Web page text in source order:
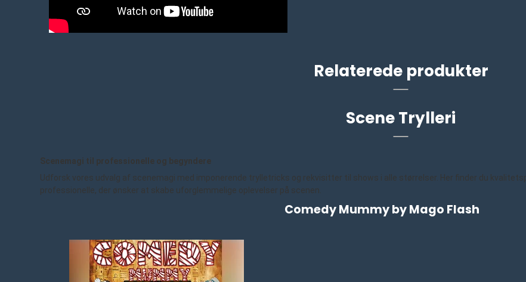
Relaterede produkter
Scene Trylleri
Scenemagi til professionelle og begyndere
Udforsk vores udvalg af scenemagi med imponerende trylletricks og rekvisitter til shows i alle størrelser. Her finder du
professionelle, der ønsker at skabe uforglemmelige oplevelser på scenen.
Comedy Mummy by Mago Flash